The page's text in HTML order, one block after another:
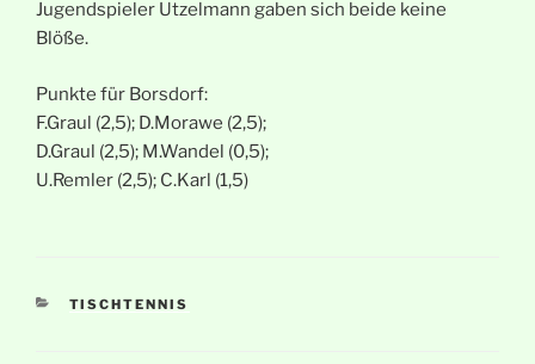
Jugendspieler Utzelmann gaben sich beide keine
Blöße.
Punkte für Borsdorf:
F.Graul (2,5); D.Morawe (2,5);
D.Graul (2,5); M.Wandel (0,5);
U.Remler (2,5); C.Karl (1,5)
KATEGORIEN
TISCHTENNIS